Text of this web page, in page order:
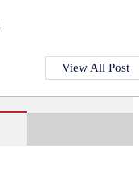
View All Post